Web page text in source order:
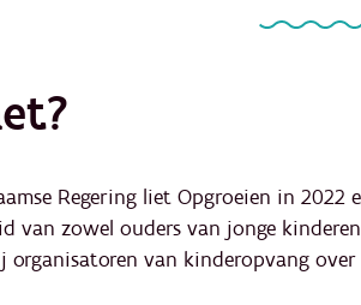
Regering liet Opgroeien in 2022
van zowel ouders van jonge
organisatoren van kinderopvang